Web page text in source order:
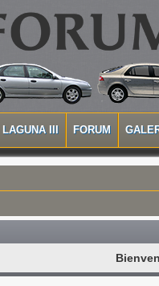
LAGUNA III FORUM